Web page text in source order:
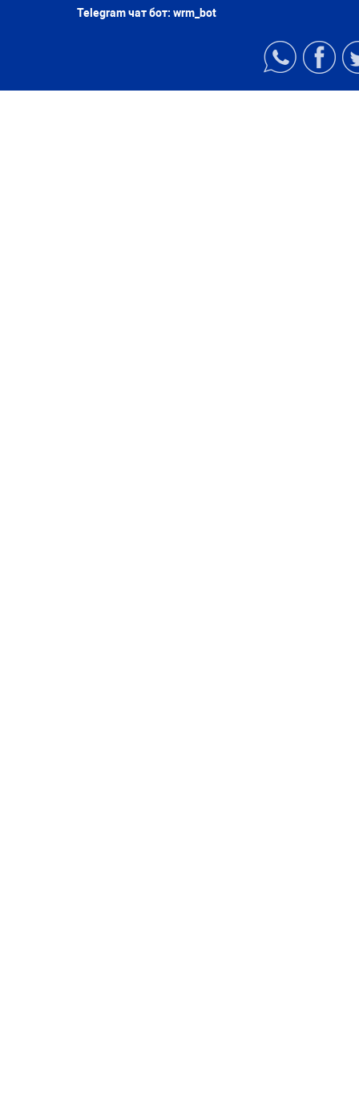
Telegram чат бот: wrm_bot